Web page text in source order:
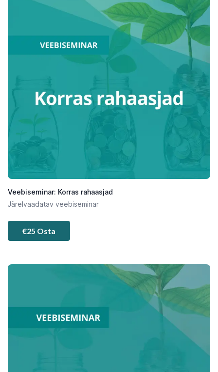
Veebiseminar: Korras rahaasjad
Järelvaadatav veebiseminar
€25 Osta